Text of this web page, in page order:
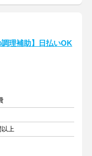
調理補助】日払いOK
以上